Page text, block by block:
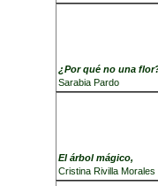
¿Por qué no
Sarabia Pardo
El
Cristina Rivilla Morales